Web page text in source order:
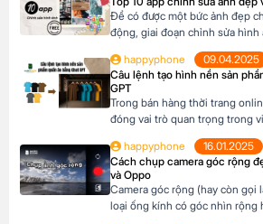
sáng tạo nội dung và tương
Để có được một bức ảnh đẹp
động, giai đoạn chỉnh sửa hình
nhau. Dưới đây là top 10 app
động có thể tham khảo: Mục
happyphone
09.04.2025
Câu lệnh tạo hình nền sản
GPT
Trong bán hàng thời trang
đóng vai trò quan trọng trong
thể dùng ChatGPT để tạo câu
công cụ AI như Midjourney,
Creator, giúp tạo […]
happyphone
16.01.2025
Cách chụp camera góc rộng
và Oppo
Camera góc rộng (hay còn gọi
loại ống kính có góc nhìn rộng